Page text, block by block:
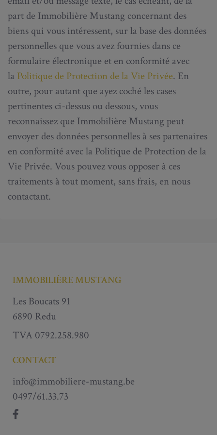
part de Immobilière Mustang concernant des
biens qui vous intéressent, sur la base des données
personnelles que vous avez fournies dans ce
formulaire électronique et en conformité avec
la Politique de Protection de la Vie Privée. En
outre, pour autant que ayez coché les cases
pertinentes ci-dessus ou dessous, vous
reconnaissez que Immobilière Mustang peut
envoyer des données personnelles à ses partenaires
en conformité avec la Politique de Protection de la
Vie Privée. Vous pouvez vous opposer à ces
traitements à tout moment, sans frais, en nous
contactant.
IMMOBILIÈRE MUSTANG
Les Boucats 91
6890 Redu
TVA 0792.258.980
CONTACT
info@immobiliere-mustang.be
0497/61.33.73